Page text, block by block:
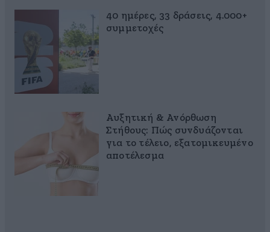
40 ημέρες, 33 δράσεις, 4.000+
συμμετοχές
Αυξητική & Ανόρθωση
Στήθους: Πώς συνδυάζονται
για το τέλειο, εξατομικευμένο
αποτέλεσμα